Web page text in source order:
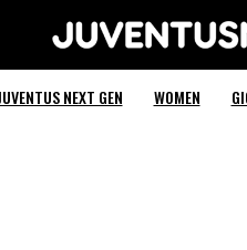
NEXT GEN WOMEN